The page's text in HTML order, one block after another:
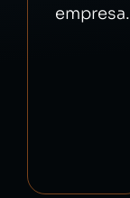
empresa.